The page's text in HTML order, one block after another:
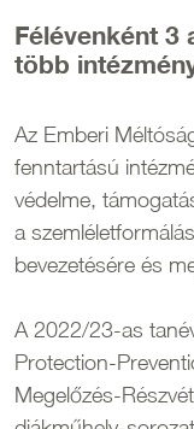
Félévenként 3
több
Az Emberi
fenntartású
védelme,
a
bevezetésére és
A 2022/23-as
Protection-
Megelőzés-